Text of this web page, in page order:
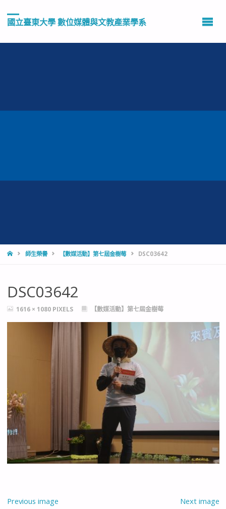
國立臺東大學 數位媒體與文教產業學系
HOME師生榮譽 【數媒活動】第七屆金樹莓 DSC03642
DSC03642
FULL1616 × 1080 PIXELS 【數媒活動】第七屆金樹莓
Previous image Next image